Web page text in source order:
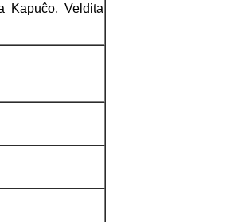
Kapuĉo, Veldita